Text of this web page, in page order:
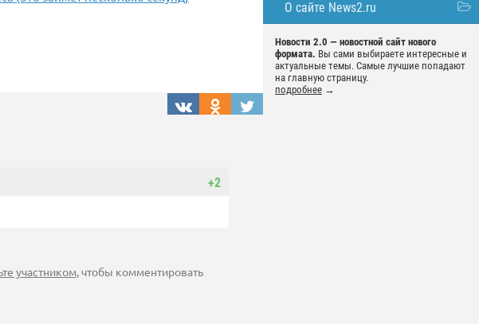
О сайте News2.ru
Новости 2.0 — новостной сайт нового
формата. Вы сами выбираете интересные и
актуальные темы. Самые лучшие попадают
на главную страницу.
подробнее →
+2
участником, чтобы комментировать